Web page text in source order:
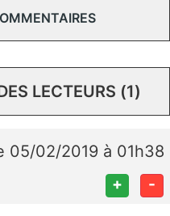
LECTEURS (1)
05/02/2019 à 01h38
+ -